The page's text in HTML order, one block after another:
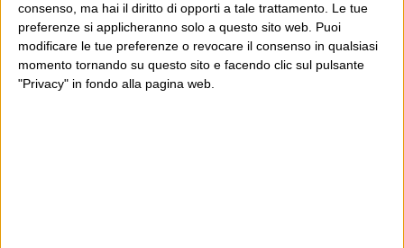
consenso, ma hai il diritto di opporti a tale trattamento. Le tue
preferenze si applicheranno solo a questo sito web. Puoi
modificare le tue preferenze o revocare il consenso in qualsiasi
momento tornando su questo sito e facendo clic sul pulsante
"Privacy" in fondo alla pagina web.